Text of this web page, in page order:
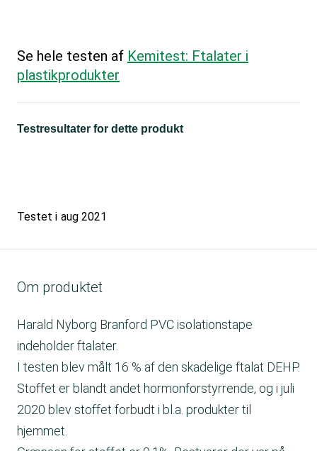
Se hele testen af Kemitest: Ftalater i
plastikprodukter
Testresultater for dette produkt
Testet i aug 2021
Om produktet
Harald Nyborg Branford PVC isolationstape
indeholder ftalater.
I testen blev målt 16 % af den skadelige ftalat DEHP.
Stoffet er blandt andet hormonforstyrrende, og i juli
2020 blev stoffet forbudt i bl.a. produkter til
hjemmet.